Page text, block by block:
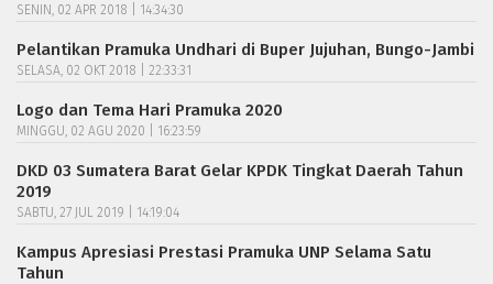
SENIN, 02 APR 2018 | 14:34:30
Pelantikan Pramuka Undhari di Buper Jujuhan, Bungo-Jambi
SELASA, 02 OKT 2018 | 22:33:31
Logo dan Tema Hari Pramuka 2020
MINGGU, 02 AGU 2020 | 16:23:59
DKD 03 Sumatera Barat Gelar KPDK Tingkat Daerah Tahun
2019
SABTU, 27 JUL 2019 | 14:19:04
Kampus Apresiasi Prestasi Pramuka UNP Selama Satu
Tahun